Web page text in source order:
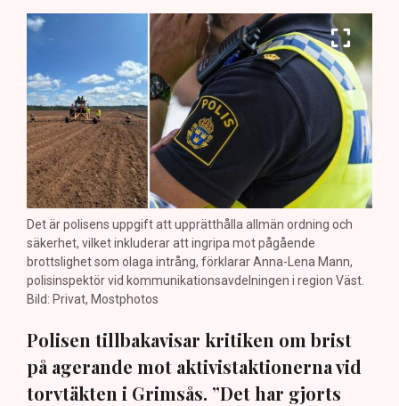
Det är polisens uppgift att upprätthålla allmän ordning och
säkerhet, vilket inkluderar att ingripa mot pågående
brottslighet som olaga intrång, förklarar Anna-Lena Mann,
polisinspektör vid kommunikationsavdelningen i region Väst.
Bild: Privat, Mostphotos
Polisen tillbakavisar kritiken om brist
på agerande mot aktivistaktionerna vid
torvtäkten i Grimsås. ”Det har gjorts